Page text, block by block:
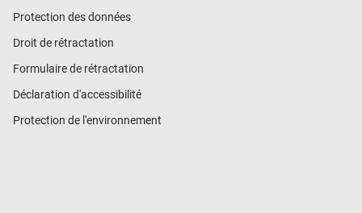
Protection des données
Droit de rétractation
Formulaire de rétractation
Déclaration d'accessibilité
Protection de l'environnement